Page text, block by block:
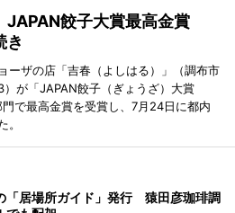
JAPAN餃子大賞最高金賞
き
ーザの店「吉春（よしはる）」（調布市
が「JAPAN餃子（ぎょうざ）大賞
で最高金賞を受賞し、7月24日に都内
。
「居場所ガイド」発行 猿田彦珈琲調